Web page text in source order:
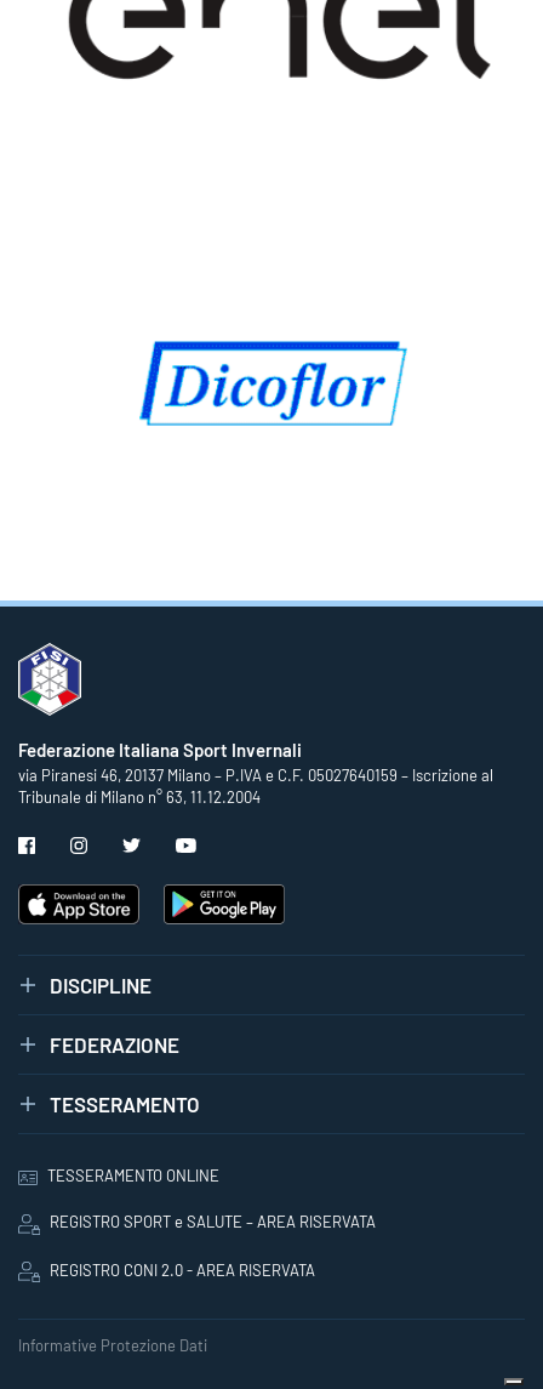
Federazione Italiana Sport Invernali
via Piranesi 46, 20137 Milano – P.IVA e C.F. 05027640159 – Iscrizione al
Tribunale di Milano n° 63, 11.12.2004
DISCIPLINE
FEDERAZIONE
TESSERAMENTO
TESSERAMENTO ONLINE
REGISTRO SPORT e SALUTE – AREA RISERVATA
REGISTRO CONI 2.0 - AREA RISERVATA
Informative Protezione Dati